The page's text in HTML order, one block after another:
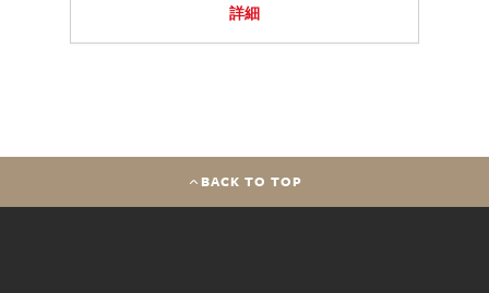
詳細
BACK TO TOP